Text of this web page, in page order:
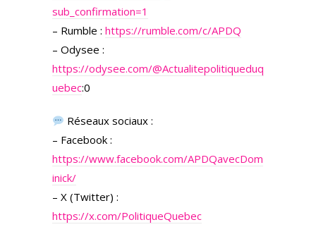
sub_confirmation=1
– Rumble : https://rumble.com/c/APDQ
– Odysee :
https://odysee.com/@Actualitepolitiqueduq
uebec:0
Réseaux sociaux :
– Facebook :
https://www.facebook.com/APDQavecDom
inick/
– X (Twitter) :
https://x.com/PolitiqueQuebec